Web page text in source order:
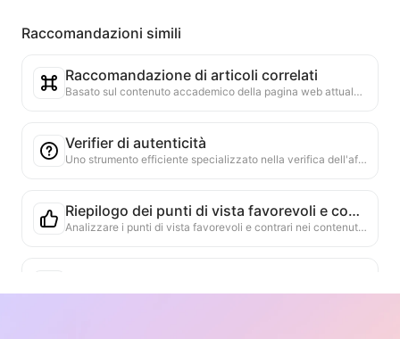
Raccomandazioni simili
Raccomandazione di articoli correlati
Basato sul contenuto accademico della pagina web attuale, raccomanda intelligentemente altri articoli e ricerche altamente correlati. Utilizza algoritmi avanzati per analizzare la similarità dei temi e i metodi di ricerca, aiutando gli utenti ad ampliare la lettura e a comprendere meglio le questioni accademiche discusse nella pagina web.
Verifier di autenticità
Uno strumento efficiente specializzato nella verifica dell'affidabilità dei contenuti web. Identifica automaticamente dichiarazioni e dati chiave, confrontandoli con fonti esterne affidabili. Valuta l'affidabilità delle dichiarazioni importanti, fornendo spiegazioni dei risultati della verifica e collegamenti alle fonti dei fatti. Contribuisce a migliorare l'alfabetizzazione informativa e a prevenire la diffusione di informazioni false.
Riepilogo dei punti di vista favorevoli e contrari
Analizzare i punti di vista favorevoli e contrari nei contenuti web, fornire un riepilogo obiettivo e bilanciato degli argomenti, supportare il processo decisionale.
Uno strumento pratico per eseguire ricerche intelligenti e sfumate sulla pagina Web corrente. Attraverso la comprensione della rilevanza semantica, individua rapidamente le informazioni correlate alle parole chiave o alle domande. Supporta non solo la corrispondenza esatta, ma fornisce anche frammenti di contenuti correlati e la loro posizione, migliorando notevolmente l'efficienza di lettura e la capacità di acquisire informazioni.